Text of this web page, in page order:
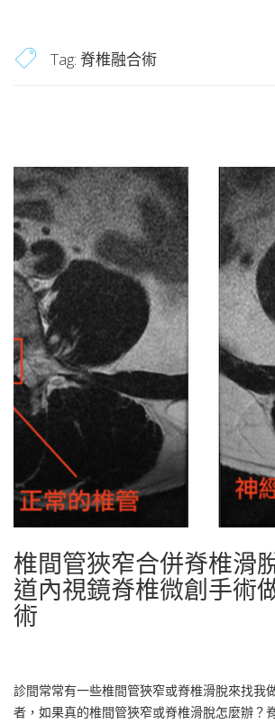
Tag: 脊椎融合術
椎間管狹窄合併脊椎滑
道內視鏡脊椎微創手術
術
診間常常有一些椎間管狹窄或脊椎滑脫來找我
者，如果真的椎間管狹窄或脊椎滑脫怎麼辦？